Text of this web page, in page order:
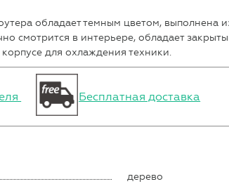
обладает темным цветом, выполнена
смотрится в интерьере, обладает
для охлаждения техники.
Бесплатная доставка
дерево